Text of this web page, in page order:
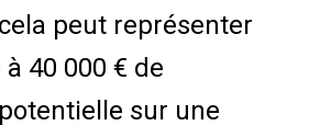
peut représenter
40 000 € de
sur une